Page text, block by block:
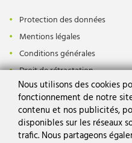
Nous utilisons des cookies
fonctionnement de notre
contenu et nos publicités,
disponibles sur les réseaux
trafic. Nous partageons
Protection des données
Mentions légales
Conditions générales
Droit de rétractation